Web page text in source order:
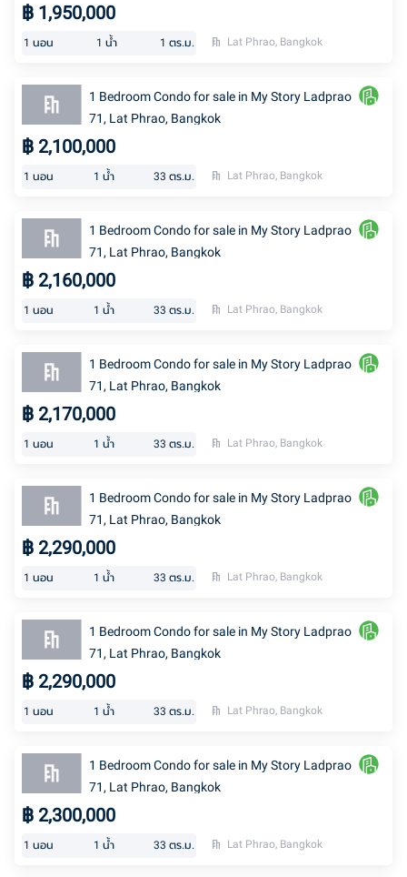
฿ 1,950,000
1 นอน 1 น้ำ 1 ตร.ม. Lat Phrao, Bangkok
1 Bedroom Condo for sale in My Story Ladprao
71, Lat Phrao, Bangkok
฿ 2,100,000
1 นอน 1 น้ำ 33 ตร.ม. Lat Phrao, Bangkok
1 Bedroom Condo for sale in My Story Ladprao
71, Lat Phrao, Bangkok
฿ 2,160,000
1 นอน 1 น้ำ 33 ตร.ม. Lat Phrao, Bangkok
1 Bedroom Condo for sale in My Story Ladprao
71, Lat Phrao, Bangkok
฿ 2,170,000
1 นอน 1 น้ำ 33 ตร.ม. Lat Phrao, Bangkok
1 Bedroom Condo for sale in My Story Ladprao
71, Lat Phrao, Bangkok
฿ 2,290,000
1 นอน 1 น้ำ 33 ตร.ม. Lat Phrao, Bangkok
1 Bedroom Condo for sale in My Story Ladprao
71, Lat Phrao, Bangkok
฿ 2,290,000
1 นอน 1 น้ำ 33 ตร.ม. Lat Phrao, Bangkok
1 Bedroom Condo for sale in My Story Ladprao
71, Lat Phrao, Bangkok
฿ 2,300,000
1 นอน 1 น้ำ 33 ตร.ม. Lat Phrao, Bangkok